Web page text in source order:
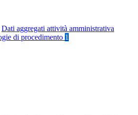
Dati aggregati attività amministrativa
di procedimento 1